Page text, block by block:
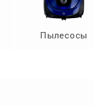
Пылесосы